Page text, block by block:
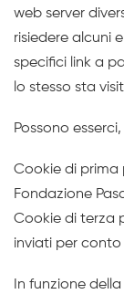
web server
risiedere alcuni
specifici link a
lo stesso sta
Possono
Cookie di prima
Fondazione
Cookie di terza
inviati per conto
In funzione